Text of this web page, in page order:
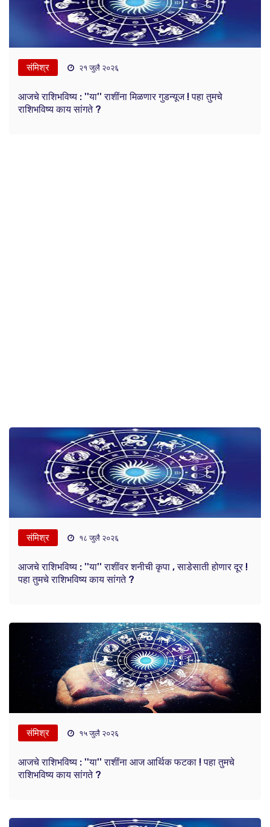
संमिश्र २१ जुलै २०२६
आजचे राशिभविष्य : ''या'' राशींना मिळणार गुडन्यूज ! पहा तुमचे
राशिभविष्य काय सांगते ?
संमिश्र १८ जुलै २०२६
आजचे राशिभविष्य : ''या'' राशींवर शनीची कृपा , साडेसाती होणार दूर !
पहा तुमचे राशिभविष्य काय सांगते ?
संमिश्र १५ जुलै २०२६
आजचे राशिभविष्य : ''या'' राशींना आज आर्थिक फटका ! पहा तुमचे
राशिभविष्य काय सांगते ?